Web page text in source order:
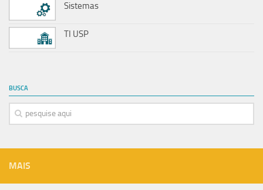
Sistemas
TI USP
BUSCA
MAIS